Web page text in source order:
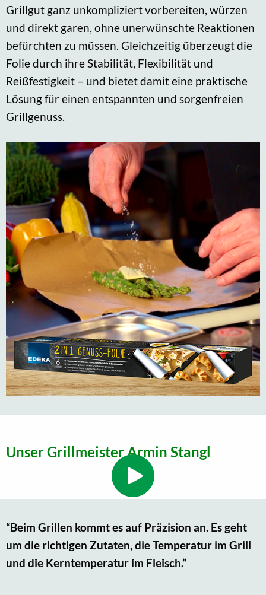
Grillgut ganz unkompliziert vorbereiten, würzen
und direkt garen, ohne unerwünschte Reaktionen
befürchten zu müssen. Gleichzeitig überzeugt die
Folie durch ihre Stabilität, Flexibilität und
Reißfestigkeit – und bietet damit eine praktische
Lösung für einen entspannten und sorgenfreien
Grillgenuss.
Unser Grillmeister Armin Stangl
“Beim Grillen kommt es auf Präzision an. Es geht
um die richtigen Zutaten, die Temperatur im Grill
und die Kerntemperatur im Fleisch.”